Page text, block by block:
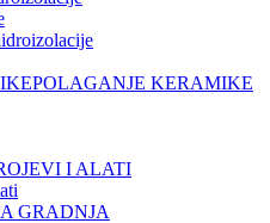
POLAGANJE KERAMIKE
I ALATI
GRADNJA